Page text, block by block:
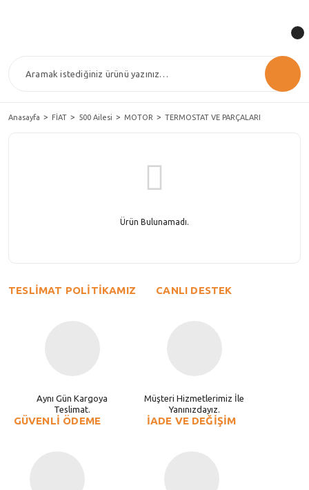
Anasayfa FİAT 500 Ailesi MOTOR TERMOSTAT VE PARÇALARI
Ürün Bulunamadı.
TESLİMAT POLİTİKAMIZ
Aynı Gün Kargoya
Teslimat.
CANLI DESTEK
Müşteri Hizmetlerimiz İle
Yanınızdayız.
GÜVENLİ ÖDEME İADE VE DEĞİŞİM